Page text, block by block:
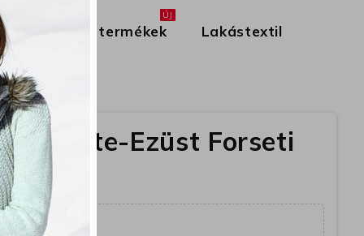
Új termékek
ÚJ
Lakástextil
Fekete-Ezüst Forseti